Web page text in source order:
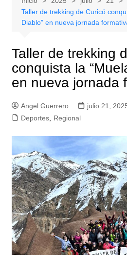
Taller de trekking de Curicó
Diablo” en nueva jornada
Taller de trekking
conquista la
en nueva jornada
Angel Guerrero
julio 21,
Deportes, Regional